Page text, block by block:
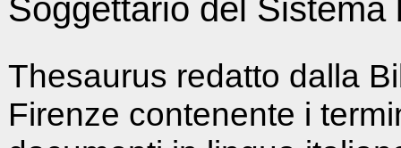
Soggettario del
Thesaurus redatto dalla
Firenze contenente i